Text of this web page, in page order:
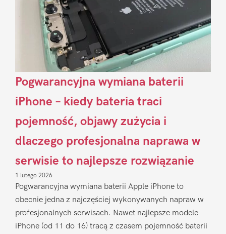
Pogwarancyjna wymiana baterii
iPhone – kiedy bateria traci
pojemność, objawy zużycia i
dlaczego profesjonalna naprawa w
serwisie to najlepsze rozwiązanie
1 lutego 2026
Pogwarancyjna wymiana baterii Apple iPhone to
obecnie jedna z najczęściej wykonywanych napraw w
profesjonalnych serwisach. Nawet najlepsze modele
iPhone (od 11 do 16) tracą z czasem pojemność baterii